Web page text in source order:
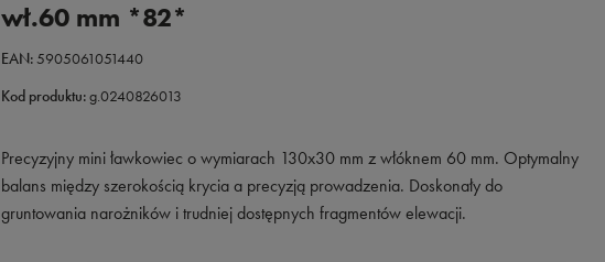
wł.60 mm *82*
EAN:5905061051440
Kod produktu:g.0240826013
Precyzyjny mini ławkowiec o wymiarach 130x30 mm z włóknem 60 mm. Optymalny
balans między szerokością krycia a precyzją prowadzenia. Doskonały do
gruntowania narożników i trudniej dostępnych fragmentów elewacji.